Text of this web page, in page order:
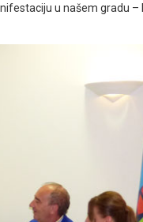
u našem gradu –